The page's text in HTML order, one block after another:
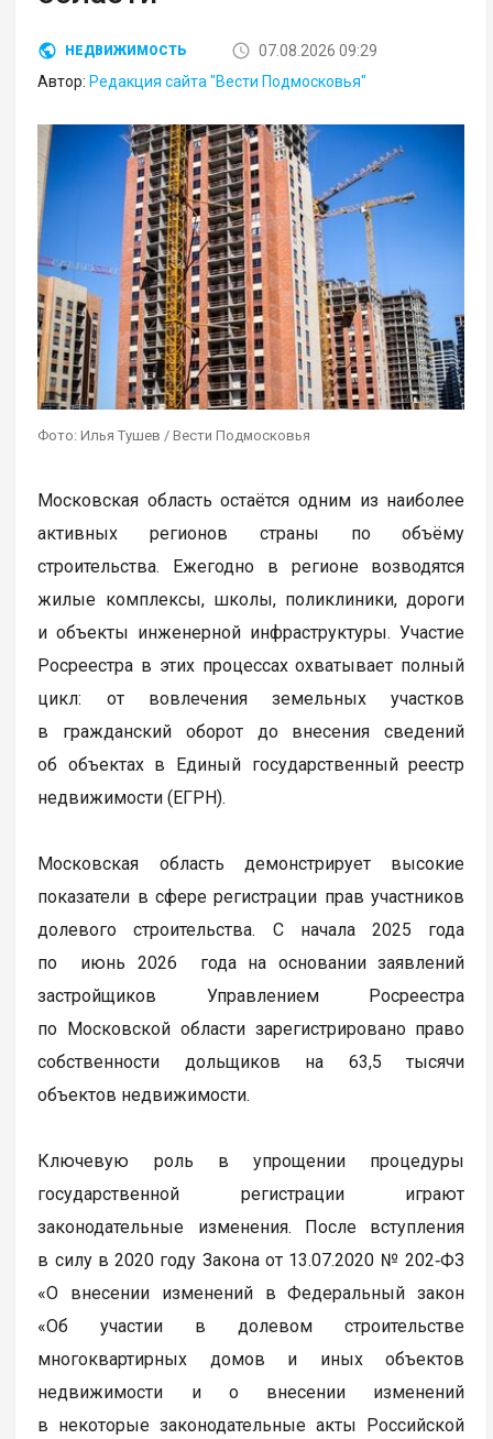
НЕДВИЖИМОСТЬ
07.08.2026 09:29
Автор: Редакция сайта "Вести Подмосковья"
Фото: Илья Тушев / Вести Подмосковья
Московская область остаётся одним из наиболее
активных регионов страны по объёму
строительства. Ежегодно в регионе возводятся
жилые комплексы, школы, поликлиники, дороги
и объекты инженерной инфраструктуры. Участие
Росреестра в этих процессах охватывает полный
цикл: от вовлечения земельных участков
в гражданский оборот до внесения сведений
об объектах в Единый государственный реестр
недвижимости (ЕГРН).
Московская область демонстрирует высокие
показатели в сфере регистрации прав участников
долевого строительства. С начала 2025 года
по июнь 2026 года на основании заявлений
застройщиков Управлением Росреестра
по Московской области зарегистрировано право
собственности дольщиков на 63,5 тысячи
объектов недвижимости.
Ключевую роль в упрощении процедуры
государственной регистрации играют
законодательные изменения. После вступления
в силу в 2020 году Закона от 13.07.2020 № 202‑ФЗ
«О внесении изменений в Федеральный закон
«Об участии в долевом строительстве
многоквартирных домов и иных объектов
недвижимости и о внесении изменений
в некоторые законодательные акты Российской